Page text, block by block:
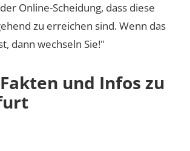
Online-Scheidung, dass diese
zu erreichen sind. Wenn das
dann wechseln Sie!"
und Infos zu